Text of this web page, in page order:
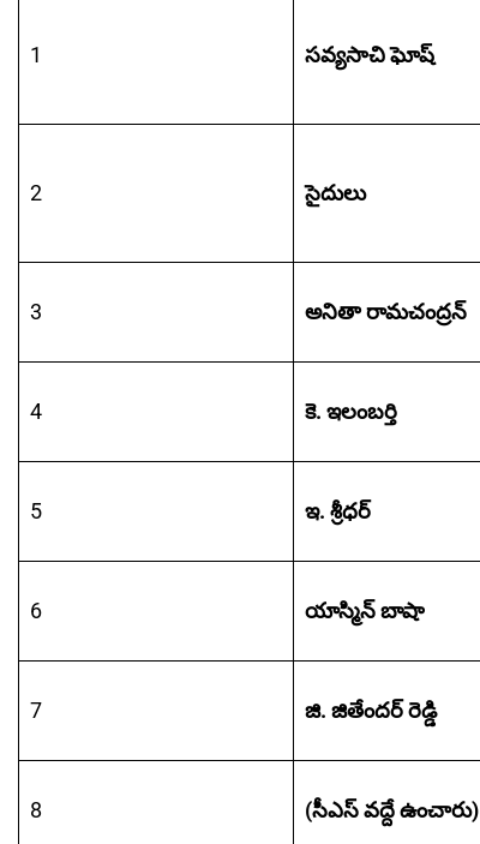
1 సవ్యసాచి ఘోష్
2 సైదులు
3 అనితా రామచంద్రన్
4 కె. ఇలంబర్తి
5 ఇ. శ్రీధర్
6 యాస్మిన్‌ బాషా
7 జి. జితేందర్‌ రెడ్డి
8 (సీఎస్‌ వద్దే ఉంచారు)